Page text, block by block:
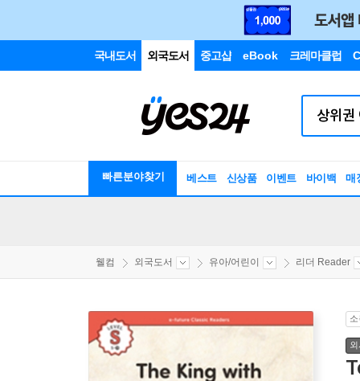
국내도서 외국도서 중고샵 eBook 크레마클럽
빠른분야찾기 베스트 신상품 이벤트 바이백 매
웰컴 외국도서 유아/어린이 리더 Reader